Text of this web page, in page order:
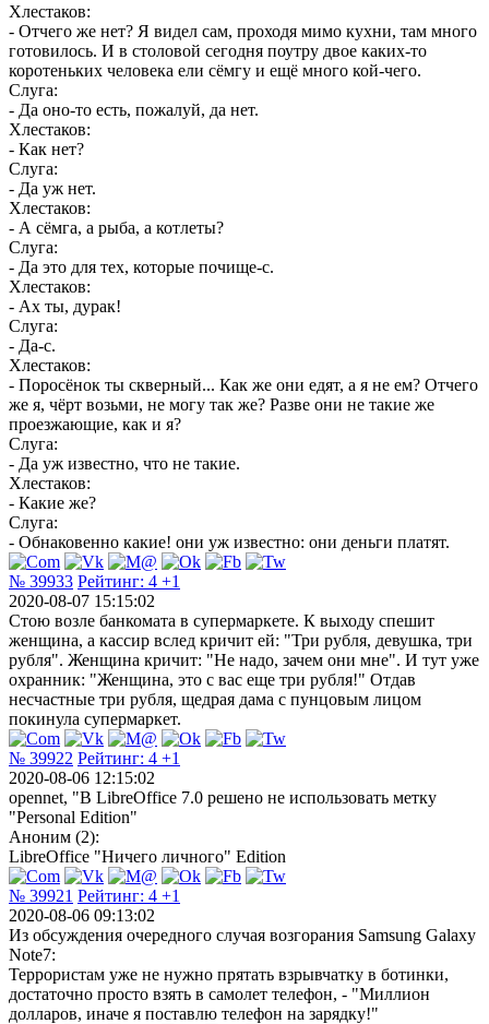
Хлестаков:
- Отчего же нет? Я видел сам, проходя мимо кухни, там много
готовилось. И в столовой сегодня поутру двое каких-то
коротеньких человека ели сёмгу и ещё много кой-чего.
Слуга:
- Да оно-то есть, пожалуй, да нет.
Хлестаков:
- Как нет?
Слуга:
- Да уж нет.
Хлестаков:
- А сёмга, а рыба, а котлеты?
Слуга:
- Да это для тех, которые почище-с.
Хлестаков:
- Ах ты, дурак!
Слуга:
- Да-с.
Хлестаков:
- Поросёнок ты скверный... Как же они едят, а я не ем? Отчего
же я, чёрт возьми, не могу так же? Разве они не такие же
проезжающие, как и я?
Слуга:
- Да уж известно, что не такие.
Хлестаков:
- Какие же?
Слуга:
- Обнаковенно какие! они уж известно: они деньги платят.
№ 39933 Рейтинг: 4 +1
2020-08-07 15:15:02
Стою возле банкомата в супермаркете. К выходу спешит
женщина, а кассир вслед кричит ей: "Три рубля, девушка, три
рубля". Женщина кричит: "Не надо, зачем они мне". И тут уже
охранник: "Женщина, это с вас еще три рубля!" Отдав
несчастные три рубля, щедрая дама с пунцовым лицом
покинула супермаркет.
№ 39922 Рейтинг: 4 +1
2020-08-06 12:15:02
opennet, "В LibreOffice 7.0 решено не использовать метку
"Personal Edition"
Аноним (2):
LibreOffice "Ничего личного" Edition
№ 39921 Рейтинг: 4 +1
2020-08-06 09:13:02
Из обсуждения очередного случая возгорания Samsung Galaxy
Note7:
Террористам уже не нужно прятать взрывчатку в ботинки,
достаточно просто взять в самолет телефон, - "Миллион
долларов, иначе я поставлю телефон на зарядку!"